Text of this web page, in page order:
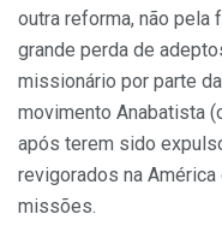
outra reforma, não pela
grande perda de
missionário por parte
movimento Anabatista
após terem sido
revigorados na
missões.